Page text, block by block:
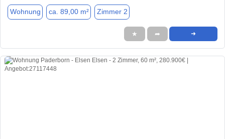
Wohnung ca. 89,00 m² Zimmer 2
★ ➦ ➜